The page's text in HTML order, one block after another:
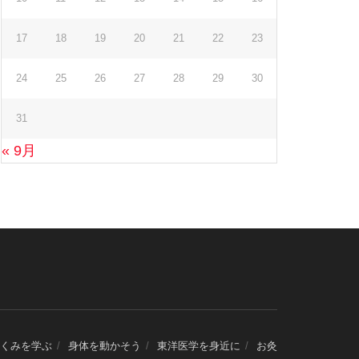
17 18 19 20 21 22 23
24 25 26 27 28 29 30
31
« 9月
みを学ぶ 身体を動かそう 東洋医学を身近に お灸